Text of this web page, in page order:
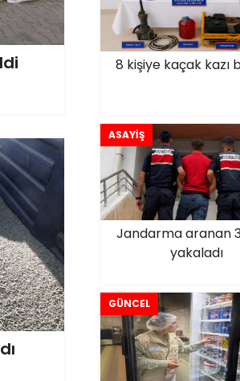
8 kişiye kaçak kazı
ASAYİŞ
Jandarma aranan 3
yakaladı
GÜNCEL